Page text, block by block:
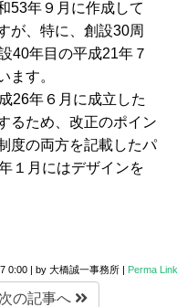
53年９月に作成して
が、特に、創設30周
40年目の平成21年７
ます。
26年６月に成立した
るため、改正のポイン
度の両方を記載したパ
１月にはデザインを
0:00 | by 大橋誠一事務所 | Perma Link
次の記事へ